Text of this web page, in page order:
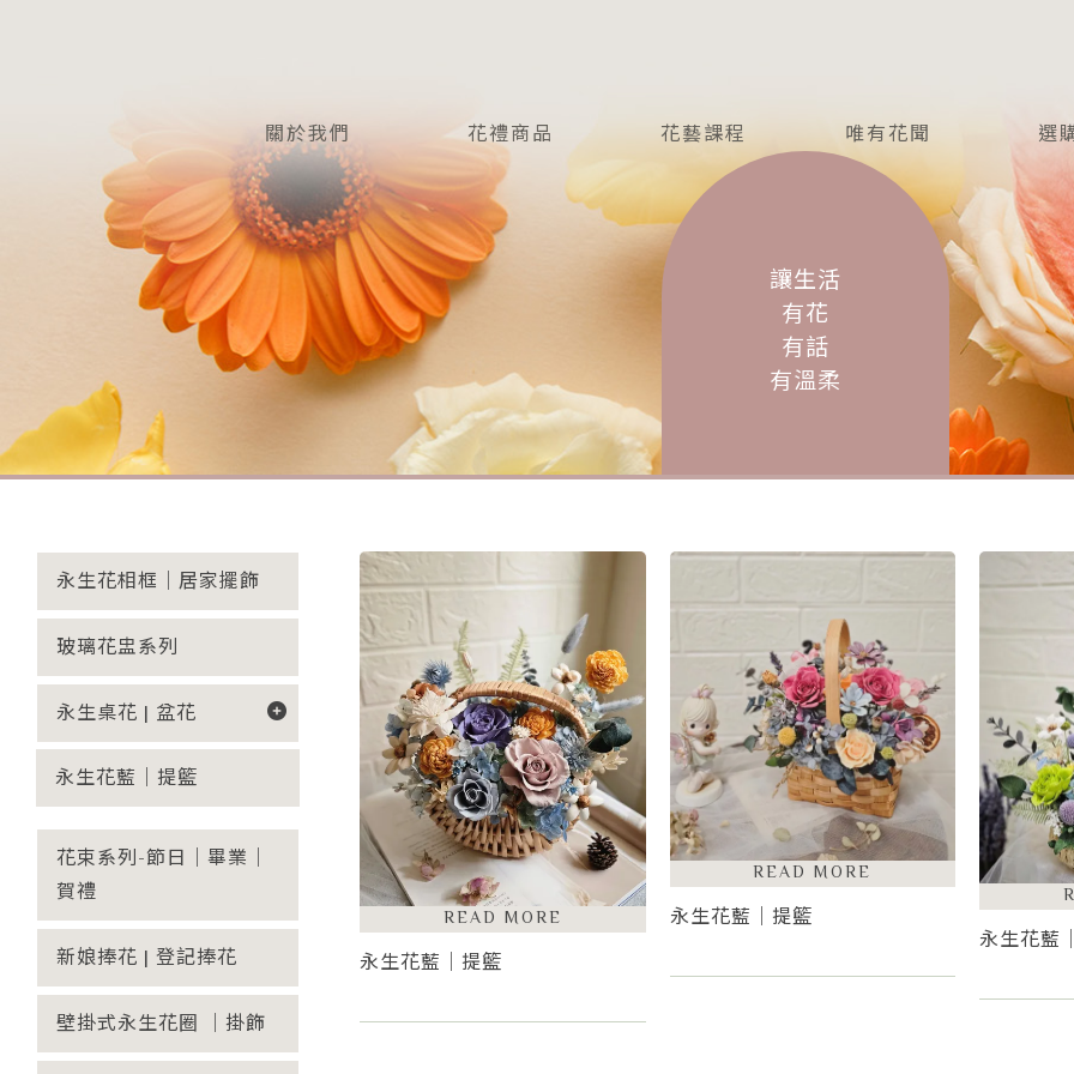
關於我們
OUI
花禮商品
PRODUCT
花藝課程
COURSE
唯有花聞
NEWS
選
永生花相框｜居家擺飾
玻璃花盅系列
永生桌花 | 盆花
永生花藍｜提籃
花束系列-節日｜畢業｜
賀禮
新娘捧花 | 登記捧花
壁掛式永生花圈 ｜掛飾
永生花藍｜提籃
永生花藍｜提籃
永生花藍